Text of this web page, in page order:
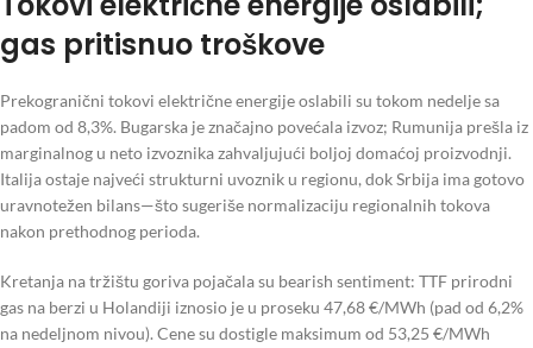
gas pritisnuo troškove
Prekogranični tokovi električne energije oslabili su tokom nedelje sa
padom od 8,3%. Bugarska je značajno povećala izvoz; Rumunija prešla iz
marginalnog u neto izvoznika zahvaljujući boljoj domaćoj proizvodnji.
Italija ostaje najveći strukturni uvoznik u regionu, dok Srbija ima gotovo
uravnotežen bilans—što sugeriše normalizaciju regionalnih tokova
nakon prethodnog perioda.
Kretanja na tržištu goriva pojačala su bearish sentiment: TTF prirodni
gas na berzi u Holandiji iznosio je u proseku 47,68 €/MWh (pad od 6,2%
na nedeljnom nivou). Cene su dostigle maksimum od 53,25 €/MWh